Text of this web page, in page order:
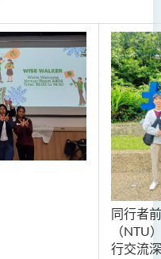
同行者
（NTU
行交流